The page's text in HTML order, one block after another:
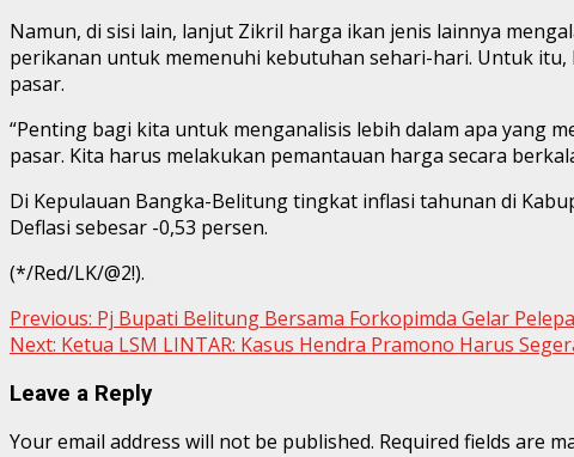
Namun, di sisi lain, lanjut Zikril harga ikan jenis lainnya
perikanan untuk memenuhi kebutuhan sehari-hari. Untuk
pasar.
“Penting bagi kita untuk menganalisis lebih dalam apa yang
pasar. Kita harus melakukan pemantauan harga secara
Di Kepulauan Bangka-Belitung tingkat inflasi tahunan di
Deflasi sebesar -0,53 persen.
(*/Red/LK/@2!).
Continue
Reading
Previous: Pj Bupati Belitung Bersama Forkopimda Gelar
Next: Ketua LSM LINTAR: Kasus Hendra Pramono Harus
Leave a Reply
Your email address will not be published. Required fields are